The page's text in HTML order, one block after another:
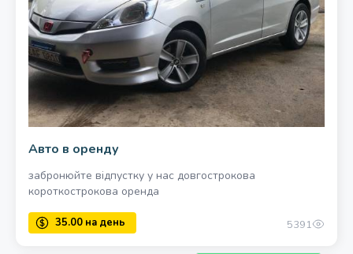
40.00 одноразово
Авто в оренду
забронюйте відпустку у нас довгострокова
короткострокова оренда
5391